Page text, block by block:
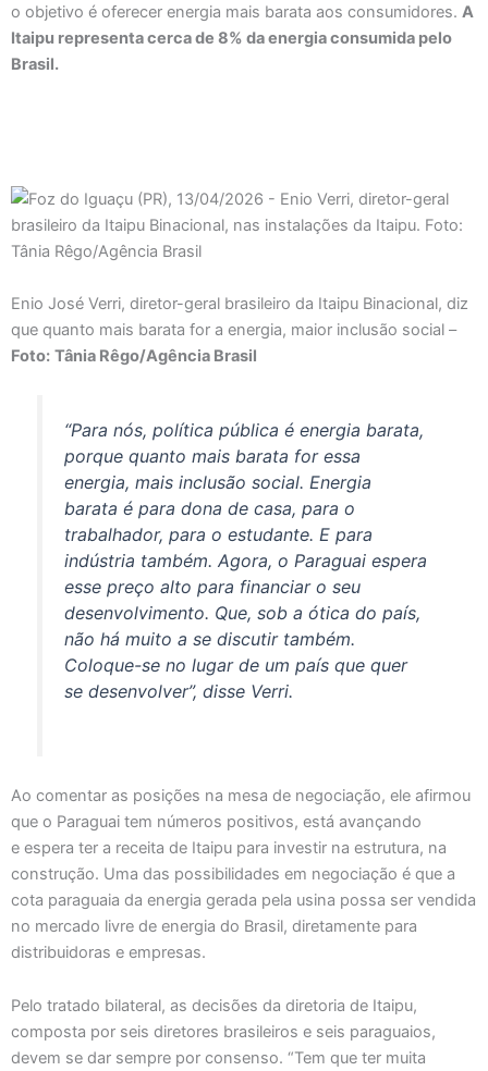
o objetivo é oferecer energia mais barata aos consumidores. A
Itaipu representa cerca de 8% da energia consumida pelo
Brasil.
Enio José Verri, diretor-geral brasileiro da Itaipu Binacional, diz
que quanto mais barata for a energia, maior inclusão social –
Foto: Tânia Rêgo/Agência Brasil
“Para nós, política pública é energia barata,
porque quanto mais barata for essa
energia, mais inclusão social. Energia
barata é para dona de casa, para o
trabalhador, para o estudante. E para
indústria também. Agora, o Paraguai espera
esse preço alto para financiar o seu
desenvolvimento. Que, sob a ótica do país,
não há muito a se discutir também.
Coloque-se no lugar de um país que quer
se desenvolver”, disse Verri.
Ao comentar as posições na mesa de negociação, ele afirmou
que o Paraguai tem números positivos, está avançando
e espera ter a receita de Itaipu para investir na estrutura, na
construção. Uma das possibilidades em negociação é que a
cota paraguaia da energia gerada pela usina possa ser vendida
no mercado livre de energia do Brasil, diretamente para
distribuidoras e empresas.
Pelo tratado bilateral, as decisões da diretoria de Itaipu,
composta por seis diretores brasileiros e seis paraguaios,
devem se dar sempre por consenso. “Tem que ter muita